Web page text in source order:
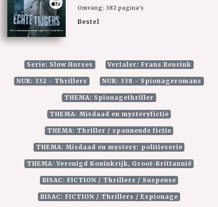
Omvang: 382 pagina's
Bestel
Serie: Slow Horses Vertaler: Frans Reusink
NUR: 332 - Thrillers NUR: 338 - Spionageromans
THEMA: Spionagethriller
THEMA: Misdaad en mysteryfictie
THEMA: Thriller / spannende fictie
THEMA: Misdaad en mystery: politieserie
THEMA: Verenigd Koninkrijk, Groot-Brittannië
BISAC: FICTION / Thrillers / Suspense
BISAC: FICTION / Thrillers / Espionage